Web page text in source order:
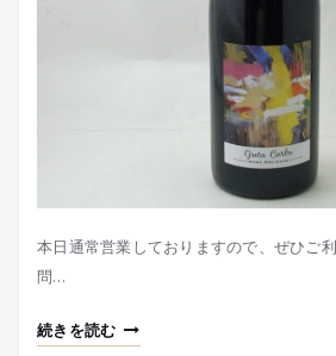
本日通常営業しておりますので、ぜひご
問…
続きを読む